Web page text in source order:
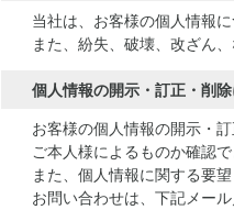
当社は、お客様の個人情報
また、紛失、破壊、改ざん
個人情報の開示・訂正・削
お客様の個人情報の開示・
ご本人様によるものか確認
また、個人情報に関する要
お問い合わせは、下記メー